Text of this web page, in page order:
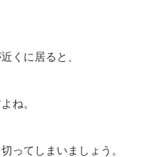
くに居ると、
ね。
ってしまいましょう。